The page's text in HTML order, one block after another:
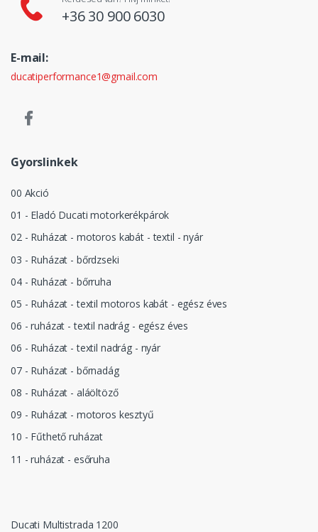
+36 30 900 6030
E-mail:
ducatiperformance1@gmail.com
Gyorslinkek
00 Akció
01 - Eladó Ducati motorkerékpárok
02 - Ruházat - motoros kabát - textil - nyár
03 - Ruházat - bőrdzseki
04 - Ruházat - bőrruha
05 - Ruházat - textil motoros kabát - egész éves
06 - ruházat - textil nadrág - egész éves
06 - Ruházat - textil nadrág - nyár
07 - Ruházat - bőrnadág
08 - Ruházat - aláöltöző
09 - Ruházat - motoros kesztyű
10 - Fűthető ruházat
11 - ruházat - esőruha
Ducati Multistrada 1200